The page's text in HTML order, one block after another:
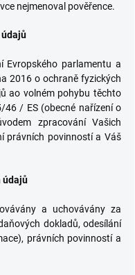
nejmenoval pověřence.
parlamentu a
2016 o ochraně fyzických
ao volném pohybu těchto
46 / ES (obecné nařízení o
zpracování Vašich
právních povinností a Váš
údajů
a uchovávány za
dokladů, odesílání
právních povinností a